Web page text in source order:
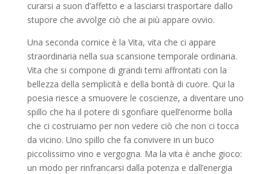
curarsi a suon d’affetto e a lasciarsi trasportare dallo
stupore che avvolge ciò che ai più appare ovvio.
Una seconda cornice è la Vita, vita che ci appare
straordinaria nella sua scansione temporale ordinaria.
Vita che si compone di grandi temi affrontati con la
bellezza della semplicità e della bontà di cuore. Qui la
poesia riesce a smuovere le coscienze, a diventare uno
spillo che ha il potere di sgonfiare quell’enorme bolla
che ci costruiamo per non vedere ciò che non ci tocca
da vicino. Uno spillo che fa convivere in un buco
piccolissimo vino e vergogna. Ma la vita è anche gioco:
un modo per rinfrancarsi dalla potenza e dall’energia